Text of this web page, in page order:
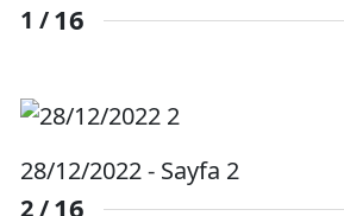
1 /16
28/12/2022 - Sayfa 2
2 /16